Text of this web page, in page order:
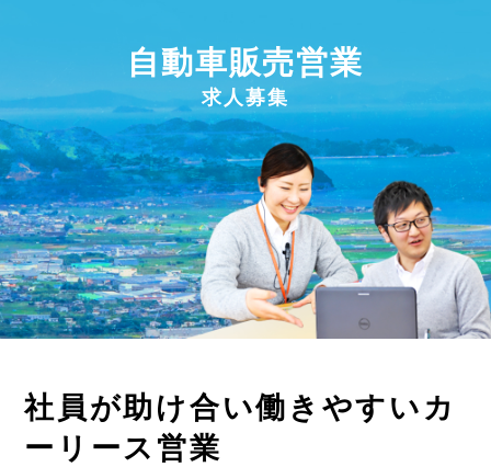
自動車販売営業
求人募集
社員が助け合い働きやすいカ
ーリース営業